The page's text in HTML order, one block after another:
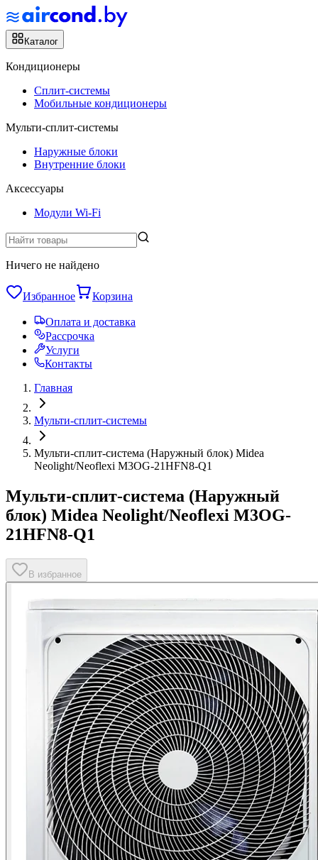
Каталог
Кондиционеры
Сплит-системы
Мобильные кондиционеры
Мульти-сплит-системы
Наружные блоки
Внутренние блоки
Аксессуары
Модули Wi-Fi
Ничего не найдено
Избранное Корзина
Оплата и доставка
Рассрочка
Услуги
Контакты
Главная
Мульти-сплит-системы
Мульти-сплит-система (Наружный блок) Midea
Neolight/Neoflexi M3OG-21HFN8-Q1
Мульти-сплит-система (Наружный
блок) Midea Neolight/Neoflexi M3OG-
21HFN8-Q1
В избранное